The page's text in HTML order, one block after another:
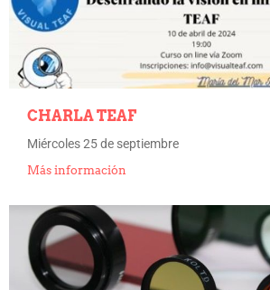
CHARLA TEAF
Miércoles 25 de septiembre
Más información